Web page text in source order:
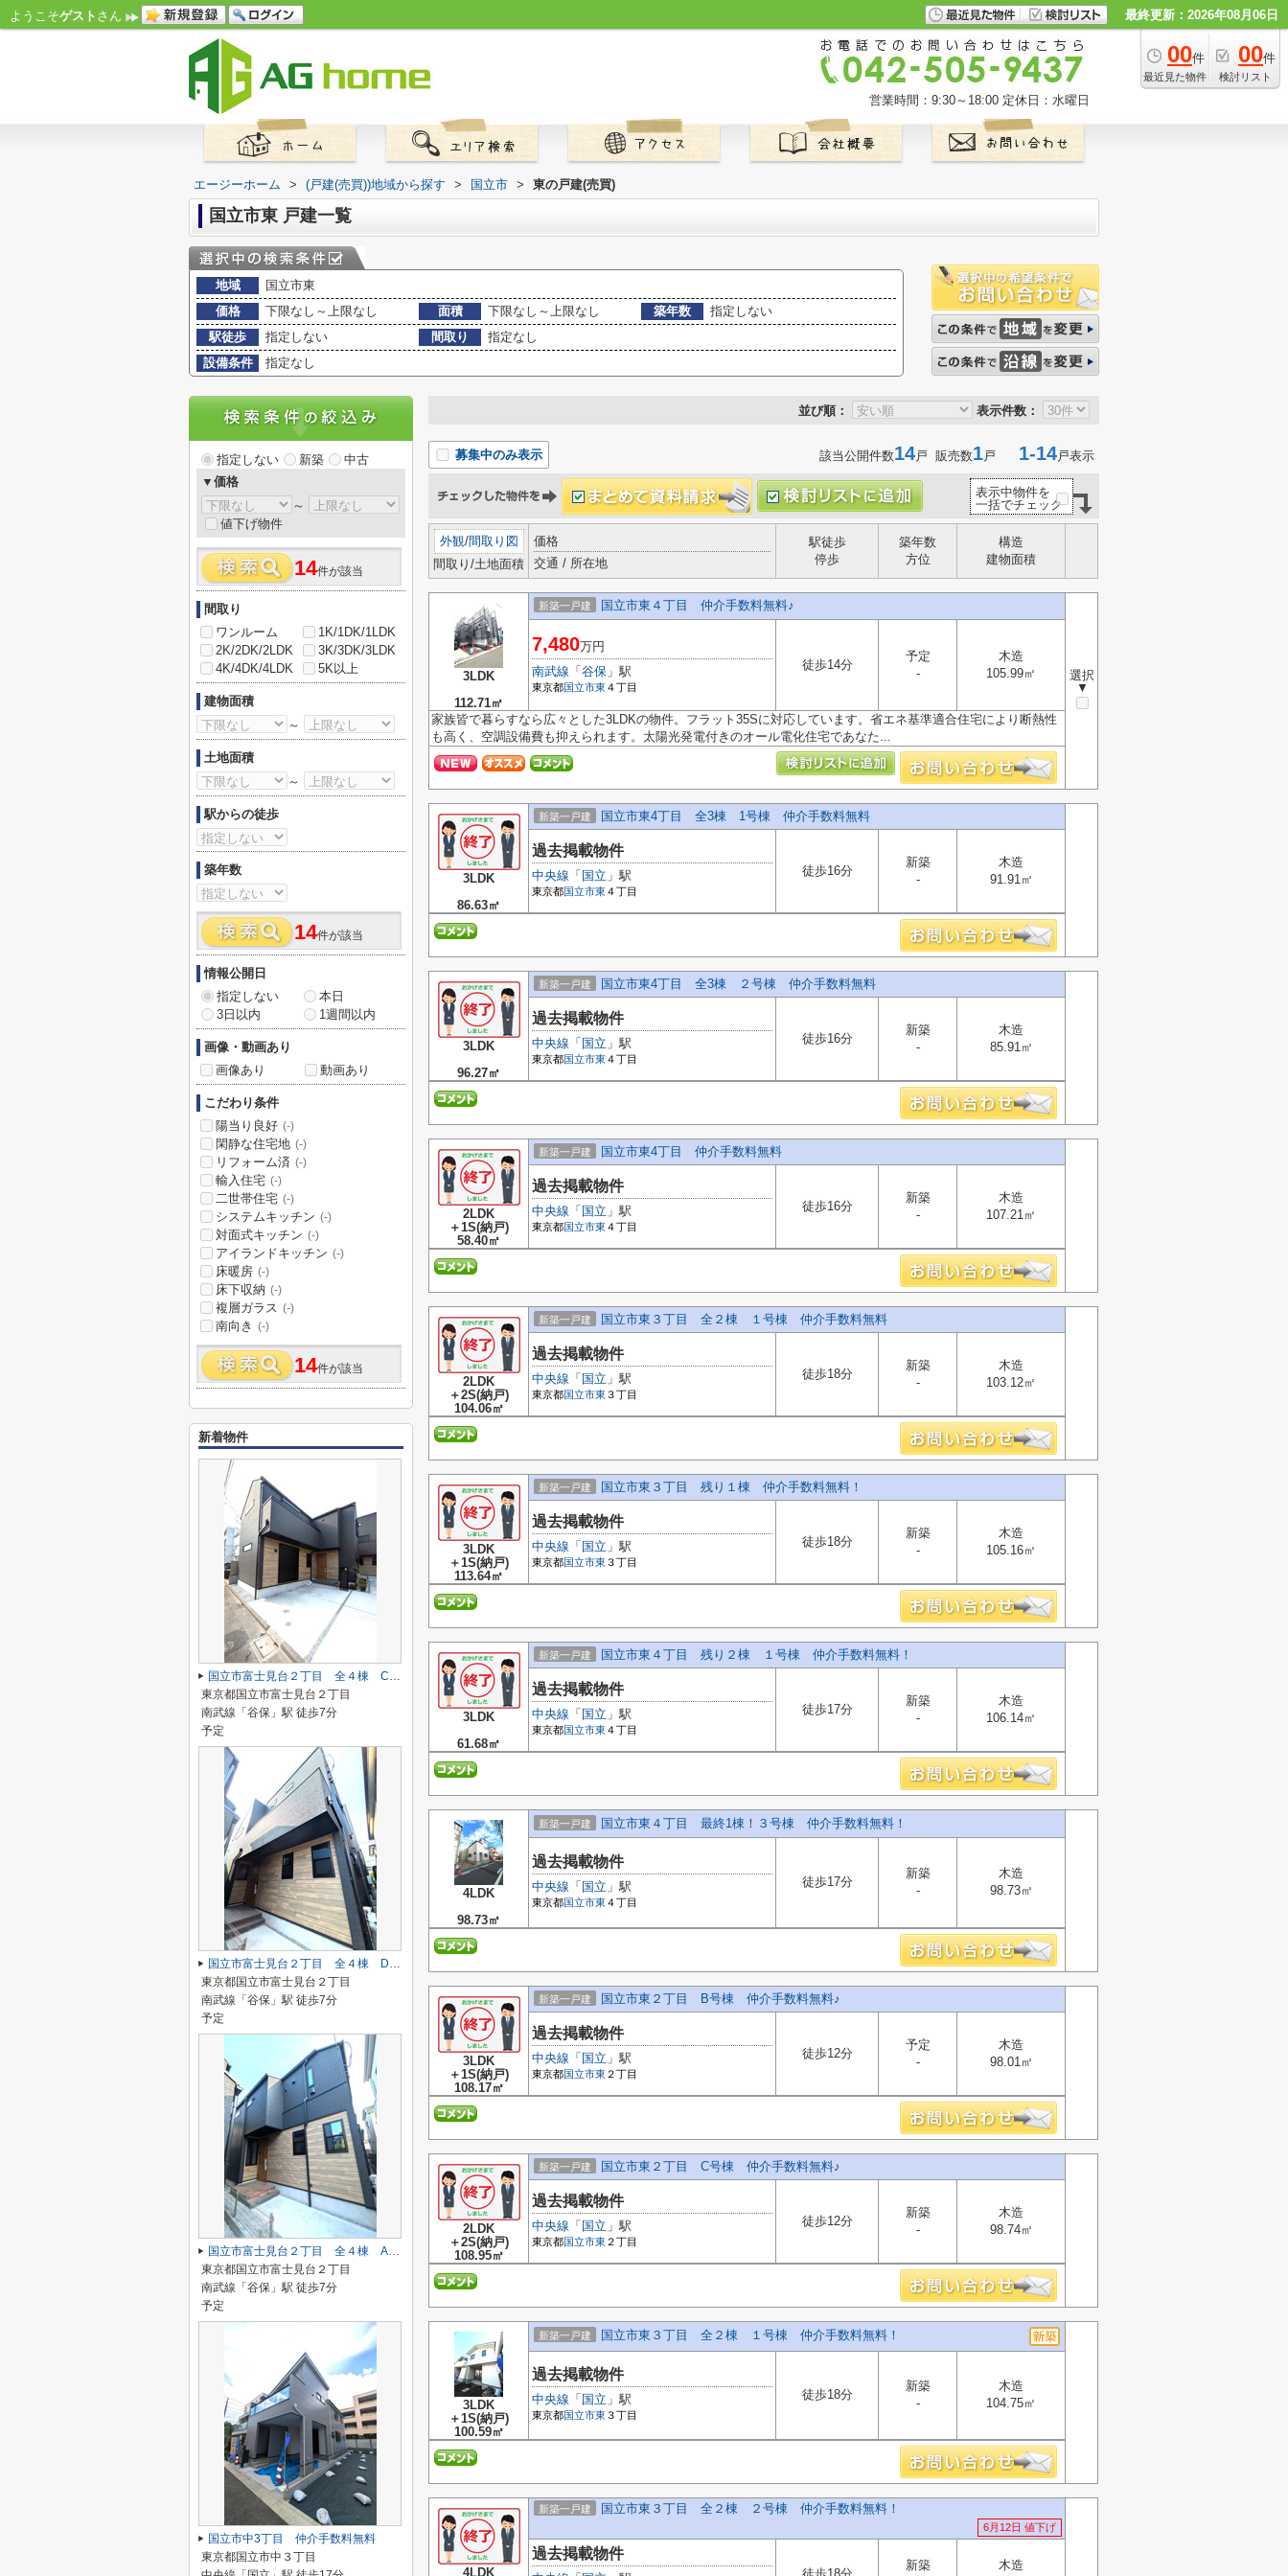
ようこそゲスト さん 最終更新：2026年08月06日
00件
最近見た物件
00件
検討リスト
営業時間：9:30～18:00 定休日：水曜日
エージーホーム > (戸建(売買))地域から探す > 国立市 > 東の戸建(売買)
国立市東 戸建一覧
地域
国立市東
価格
下限なし～上限なし 面積 下限なし～上限なし 築年数
指定しない
駅徒歩
指定しない 間取り
指定なし
設備条件
指定なし
並び順： 表示件数：
募集中のみ表示 該当公開件数14戸 販売数1戸 1-14戸表示
表示中物件を
一括でチェック
外観/間取り図
間取り/土地面積
価格
交通 / 所在地
駅徒歩
停歩
築年数
方位
構造
建物面積
3LDK
112.71㎡
新築一戸建 国立市東４丁目 仲介手数料無料♪
選択
▼
7,480万円
南武線 「 谷保 」駅
東京都国立市東４丁目
徒歩14分
予定
-
木造
105.99㎡
家族皆で暮らすなら広々とした3LDKの物件。フラット35Sに対応しています。省エネ基準適合住宅により断熱性
も高く、空調設備費も抑えられます。太陽光発電付きのオール電化住宅であなた...
3LDK
86.63㎡
新築一戸建 国立市東4丁目 全3棟 1号棟 仲介手数料無料
過去掲載物件
中央線 「 国立 」駅
東京都国立市東４丁目
徒歩16分
新築
-
木造
91.91㎡
3LDK
96.27㎡
新築一戸建 国立市東4丁目 全3棟 ２号棟 仲介手数料無料
過去掲載物件
中央線 「 国立 」駅
東京都国立市東４丁目
徒歩16分
新築
-
木造
85.91㎡
2LDK
＋1S(納戸)
58.40㎡
新築一戸建 国立市東4丁目 仲介手数料無料
過去掲載物件
中央線 「 国立 」駅
東京都国立市東４丁目
徒歩16分
新築
-
木造
107.21㎡
2LDK
＋2S(納戸)
104.06㎡
新築一戸建 国立市東３丁目 全２棟 １号棟 仲介手数料無料
過去掲載物件
中央線 「 国立 」駅
東京都国立市東３丁目
徒歩18分
新築
-
木造
103.12㎡
3LDK
＋1S(納戸)
113.64㎡
新築一戸建 国立市東３丁目 残り１棟 仲介手数料無料！
過去掲載物件
中央線 「 国立 」駅
東京都国立市東３丁目
徒歩18分
新築
-
木造
105.16㎡
3LDK
61.68㎡
新築一戸建 国立市東４丁目 残り２棟 １号棟 仲介手数料無料！
過去掲載物件
中央線 「 国立 」駅
東京都国立市東４丁目
徒歩17分
新築
-
木造
106.14㎡
4LDK
98.73㎡
新築一戸建 国立市東４丁目 最終1棟！３号棟 仲介手数料無料！
過去掲載物件
中央線 「 国立 」駅
東京都国立市東４丁目
徒歩17分
新築
-
木造
98.73㎡
3LDK
＋1S(納戸)
108.17㎡
新築一戸建 国立市東２丁目 B号棟 仲介手数料無料♪
過去掲載物件
中央線 「 国立 」駅
東京都国立市東 ２丁目
徒歩12分
予定
-
木造
98.01㎡
2LDK
＋2S(納戸)
108.95㎡
新築一戸建 国立市東２丁目 C号棟 仲介手数料無料♪
過去掲載物件
中央線 「 国立 」駅
東京都国立市東 ２丁目
徒歩12分
新築
-
木造
98.74㎡
3LDK
＋1S(納戸)
100.59㎡
新築一戸建 国立市東３丁目 全２棟 １号棟 仲介手数料無料！
過去掲載物件
中央線 「 国立 」駅
東京都国立市東３丁目
徒歩18分
新築
-
木造
104.75㎡
4LDK
新築一戸建 国立市東３丁目 全２棟 ２号棟 仲介手数料無料！
6月12日 値下げ
過去掲載物件
新築
木造
指定しない 新築
中古
▼価格
～
値下げ物件
14件が該当
間取り
ワンルーム
1K/1DK/1LDK
2K/2DK/2LDK
3K/3DK/3LDK
4K/4DK/4LDK
5K以上
建物面積
～
土地面積
～
駅からの徒歩
築年数
14件が該当
情報公開日
指定しない
本日
3日以内
1週間以内
画像・動画あり
画像あり
動画あり
こだわり条件
陽当り良好 (-)
閑静な住宅地 (-)
リフォーム済 (-)
輸入住宅 (-)
二世帯住宅 (-)
システムキッチン (-)
対面式キッチン (-)
アイランドキッチン (-)
床暖房 (-)
床下収納 (-)
複層ガラス (-)
南向き (-)
14件が該当
新着物件
国立市富士見台２丁目 全４棟 C号棟 仲介手数料無料♪
東京都国立市富士見台２丁目
南武線「谷保」駅 徒歩7分
予定
国立市富士見台２丁目 全４棟 D号棟 仲介手数料無料♪
東京都国立市富士見台２丁目
南武線「谷保」駅 徒歩7分
予定
国立市富士見台２丁目 全４棟 A号棟 仲介手数料無料♪
東京都国立市富士見台２丁目
南武線「谷保」駅 徒歩7分
予定
国立市中3丁目 仲介手数料無料
東京都国立市中３丁目